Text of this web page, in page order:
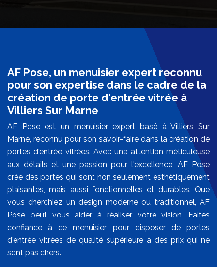
AF Pose, un menuisier expert reconnu
pour son expertise dans le cadre de la
création de porte d'entrée vitrée à
Villiers Sur Marne
AF Pose est un menuisier expert basé à Villiers Sur
Marne, reconnu pour son savoir-faire dans la création de
portes d'entrée vitrées. Avec une attention méticuleuse
aux détails et une passion pour l'excellence, AF Pose
crée des portes qui sont non seulement esthétiquement
plaisantes, mais aussi fonctionnelles et durables. Que
vous cherchiez un design moderne ou traditionnel, AF
Pose peut vous aider à réaliser votre vision. Faites
confiance à ce menuisier pour disposer de portes
d'entrée vitrées de qualité supérieure à des prix qui ne
sont pas chers.